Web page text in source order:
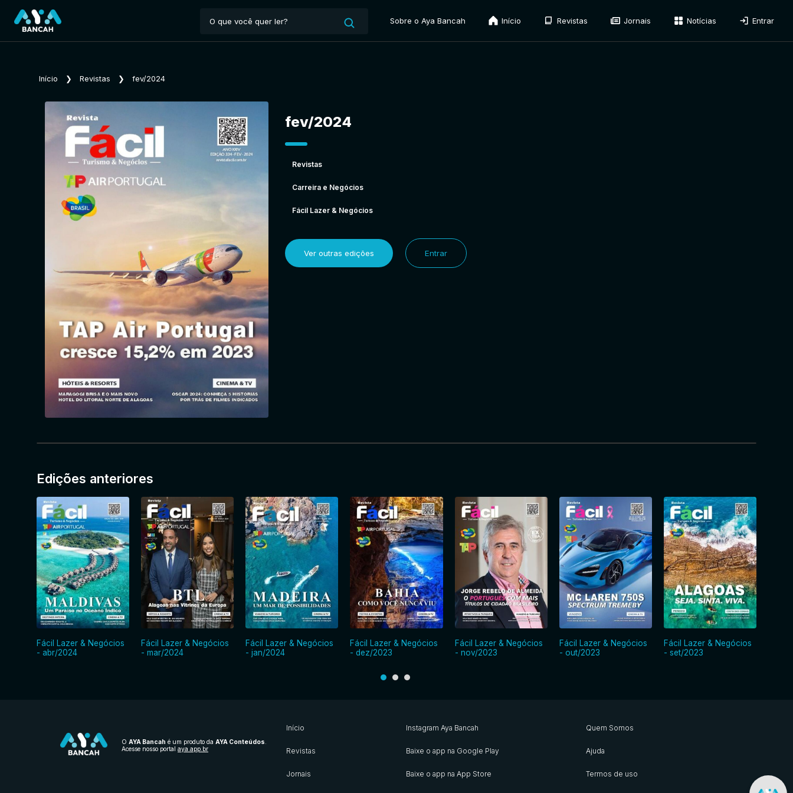
Sobre o Aya Bancah Início Revistas Jornais Notícias Entrar
Início ❯ Revistas ❯ fev/2024
fev/2024
Revistas
Carreira e Negócios
Fácil Lazer & Negócios
Ver outras edições Entrar
Edições anteriores
Fácil Lazer & Negócios
- abr/2024
Fácil Lazer & Negócios
- mar/2024
Fácil Lazer & Negócios
- jan/2024
Fácil Lazer & Negócios
- dez/2023
Fácil Lazer & Negócios
- nov/2023
Fácil Lazer & Negócios
- out/2023
Fácil Lazer & Negócios
- set/2023
O AYA Bancah é um produto da AYA Conteúdos
Acesse nosso portal aya.app.br
Início
Revistas
Jornais
Instagram Aya Bancah
Baixe o app na Google Play
Baixe o app na App Store
Quem Somos
Ajuda
Termos de uso